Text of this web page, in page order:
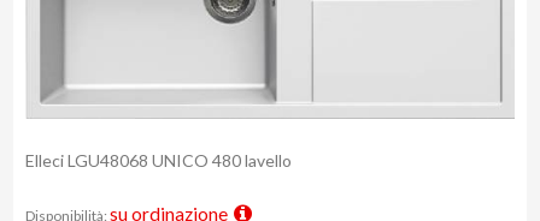
Elleci LGU48068 UNICO 480 lavello
Disponibilità: su ordinazione